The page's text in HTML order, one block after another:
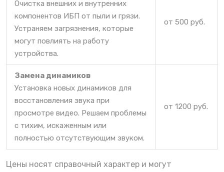
Очистка внешних и внутренних
компонентов ИБП от пыли и грязи.
Устраняем загрязнения, которые
могут повлиять на работу
устройства.
от 500 руб.
Замена динамиков
Установка новых динамиков для
восстановления звука при
просмотре видео. Решаем проблемы
с тихим, искаженным или
полностью отсутствующим звуком.
от 1200 руб.
Цены носят справочный характер и могут